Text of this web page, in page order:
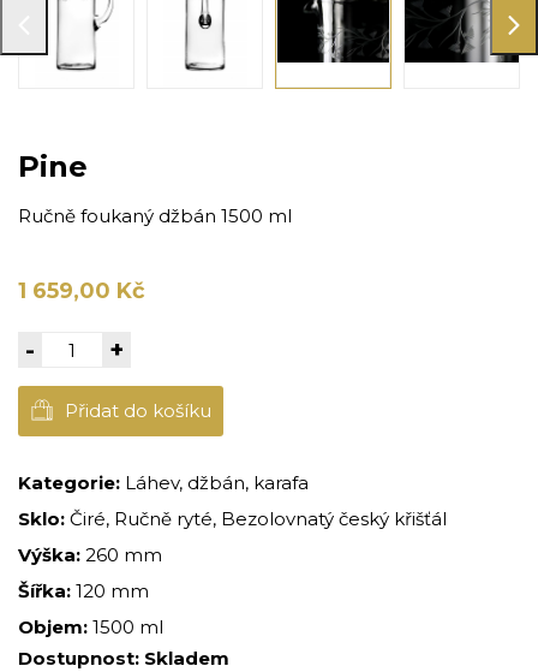
Pine
Ručně foukaný džbán 1500 ml
1 659,00 Kč
- +
Přidat do košíku
Kategorie: Láhev, džbán, karafa
Sklo: Čiré, Ručně ryté, Bezolovnatý český křišťál
Výška: 260 mm
Šířka: 120 mm
Objem: 1500 ml
Dostupnost: Skladem